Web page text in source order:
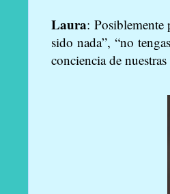
Laura: Posiblemente
sido nada”, “no
conciencia de